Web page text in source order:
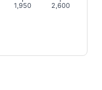
1,950 2,600